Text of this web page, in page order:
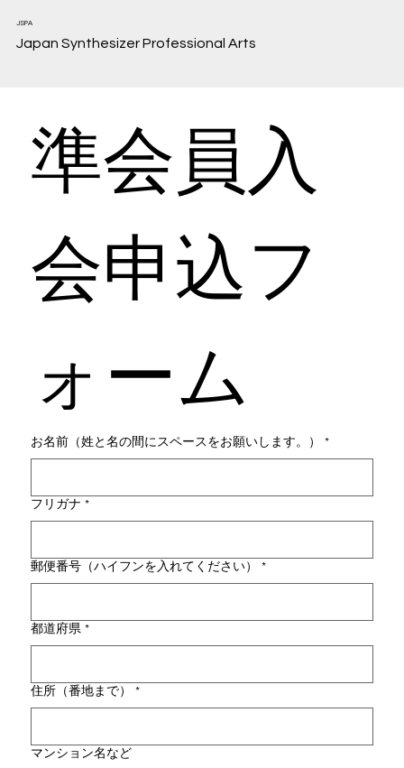
JSPA
Japan Synthesizer Professional Arts
準会員入
会申込フ
ォーム
お名前（姓と名の間にスペースをお願いします。） *
フリガナ *
郵便番号（ハイフンを入れてください） *
都道府県 *
住所（番地まで） *
マンション名など